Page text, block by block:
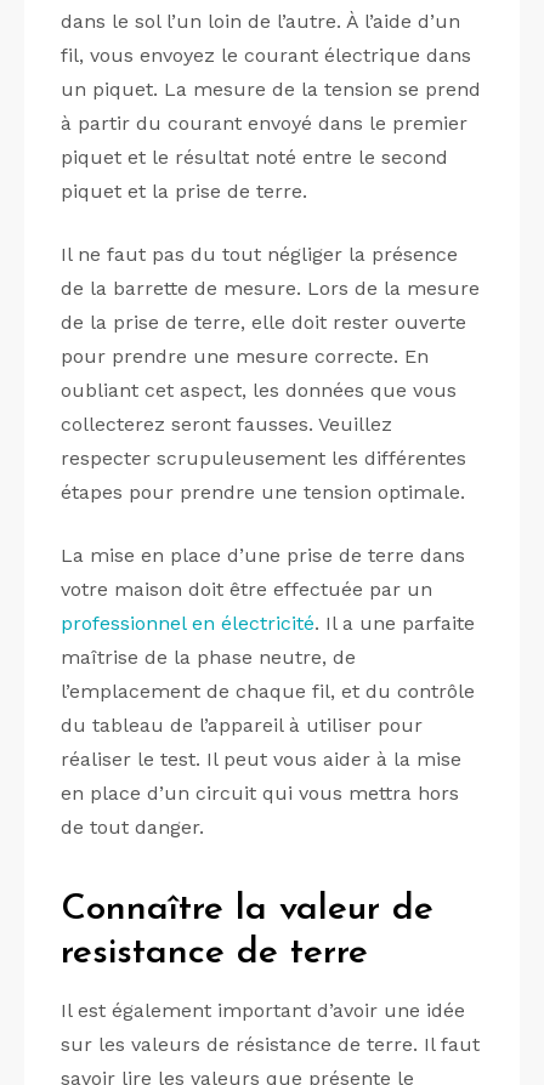
dans le sol l’un loin de l’autre. À l’aide d’un
fil, vous envoyez le courant électrique dans
un piquet. La mesure de la tension se prend
à partir du courant envoyé dans le premier
piquet et le résultat noté entre le second
piquet et la prise de terre.
Il ne faut pas du tout négliger la présence
de la barrette de mesure. Lors de la mesure
de la prise de terre, elle doit rester ouverte
pour prendre une mesure correcte. En
oubliant cet aspect, les données que vous
collecterez seront fausses. Veuillez
respecter scrupuleusement les différentes
étapes pour prendre une tension optimale.
La mise en place d’une prise de terre dans
votre maison doit être effectuée par un
professionnel en électricité. Il a une parfaite
maîtrise de la phase neutre, de
l’emplacement de chaque fil, et du contrôle
du tableau de l’appareil à utiliser pour
réaliser le test. Il peut vous aider à la mise
en place d’un circuit qui vous mettra hors
de tout danger.
Connaître la valeur de
resistance de terre
Il est également important d’avoir une idée
sur les valeurs de résistance de terre. Il faut
savoir lire les valeurs que présente le